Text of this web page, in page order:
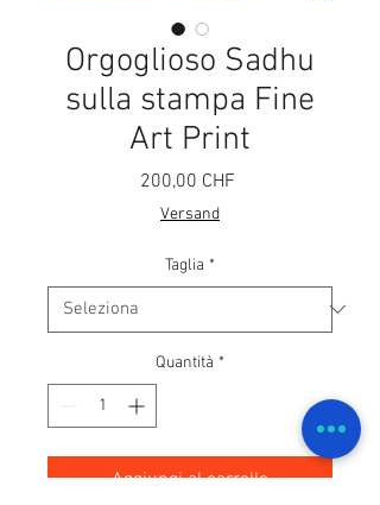
Orgoglioso Sadhu
sulla stampa Fine
Art Print
200,00 CHFPrezzo
Versand
Taglia *
Quantità *
Aggiungi al carrello